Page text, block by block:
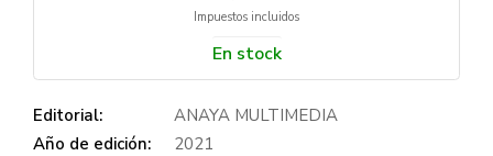
Impuestos incluidos
En stock
Editorial:
ANAYA MULTIMEDIA
Año de edición:
2021